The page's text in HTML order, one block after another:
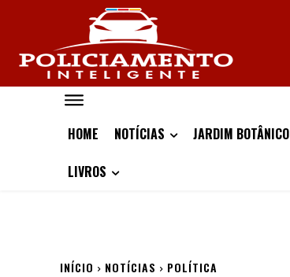
HOME NOTÍCIAS JARDIM BOTÂNICO
LIVROS
INÍCIO NOTÍCIAS POLÍTICA